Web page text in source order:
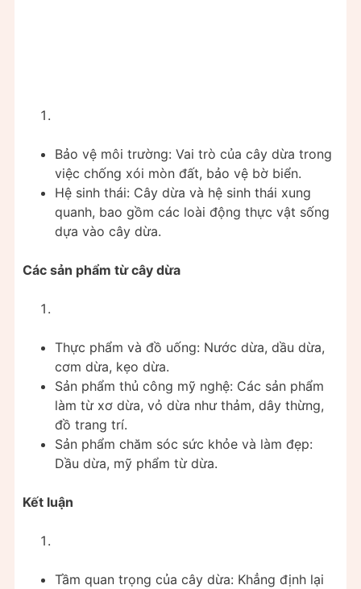
Bảo vệ môi trường: Vai trò của cây dừa trong
việc chống xói mòn đất, bảo vệ bờ biển.
Hệ sinh thái: Cây dừa và hệ sinh thái xung
quanh, bao gồm các loài động thực vật sống
dựa vào cây dừa.
Các sản phẩm từ cây dừa
Thực phẩm và đồ uống: Nước dừa, dầu dừa,
cơm dừa, kẹo dừa.
Sản phẩm thủ công mỹ nghệ: Các sản phẩm
làm từ xơ dừa, vỏ dừa như thảm, dây thừng,
đồ trang trí.
Sản phẩm chăm sóc sức khỏe và làm đẹp:
Dầu dừa, mỹ phẩm từ dừa.
Kết luận
Tầm quan trọng của cây dừa: Khẳng định lại